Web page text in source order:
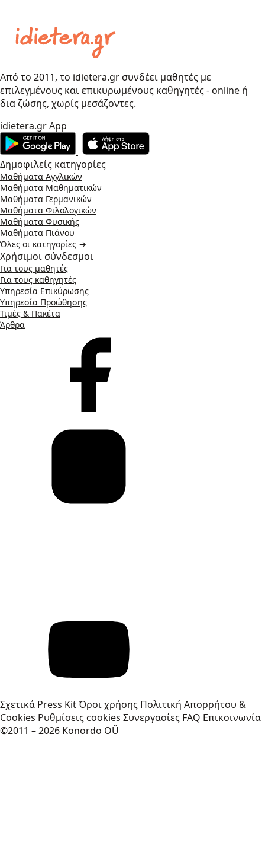
Από το 2011, το idietera.gr συνδέει μαθητές με
επιλεγμένους και επικυρωμένους καθηγητές - online ή
δια ζώσης, χωρίς μεσάζοντες.
idietera.gr App
Δημοφιλείς κατηγορίες
Μαθήματα Αγγλικών
Μαθήματα Μαθηματικών
Μαθήματα Γερμανικών
Μαθήματα Φιλολογικών
Μαθήματα Φυσικής
Μαθήματα Πιάνου
Όλες οι κατηγορίες →
Χρήσιμοι σύνδεσμοι
Για τους μαθητές
Για τους καθηγητές
Υπηρεσία Επικύρωσης
Υπηρεσία Προώθησης
Τιμές & Πακέτα
Άρθρα
Σχετικά Press KitΌροι χρήσης Πολιτική Απορρήτου &
Cookies Ρυθμίσεις cookies Συνεργασίες FAQ Επικοινωνία
©2011 – 2026 Konordo OÜ